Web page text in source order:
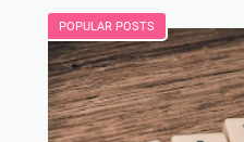
POPULAR POSTS